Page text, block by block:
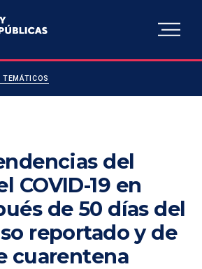
y
TEMÁTICOS
del
COVID-19 en
de 50 días del
reportado y de
cuarentena